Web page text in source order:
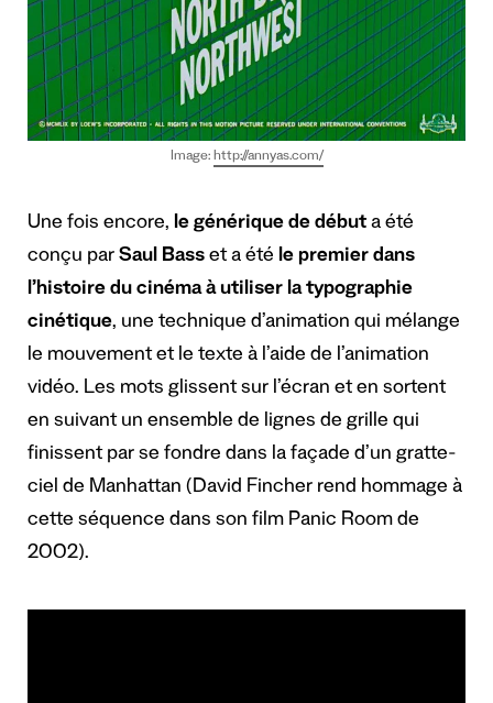
Image: http://annyas.com/
Une fois encore, le générique de début a été
conçu par Saul Bass et a été le premier dans
l’histoire du cinéma à utiliser la typographie
cinétique, une technique d’animation qui mélange
le mouvement et le texte à l’aide de l’animation
vidéo. Les mots glissent sur l’écran et en sortent
en suivant un ensemble de lignes de grille qui
finissent par se fondre dans la façade d’un gratte-
ciel de Manhattan (David Fincher rend hommage à
cette séquence dans son film Panic Room de
2002).